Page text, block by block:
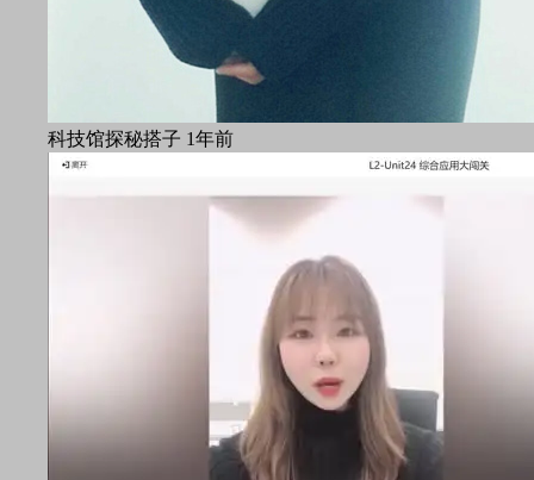
科技馆探秘搭子 1年前